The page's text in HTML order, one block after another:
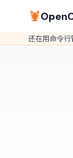
🦞
还在用命令